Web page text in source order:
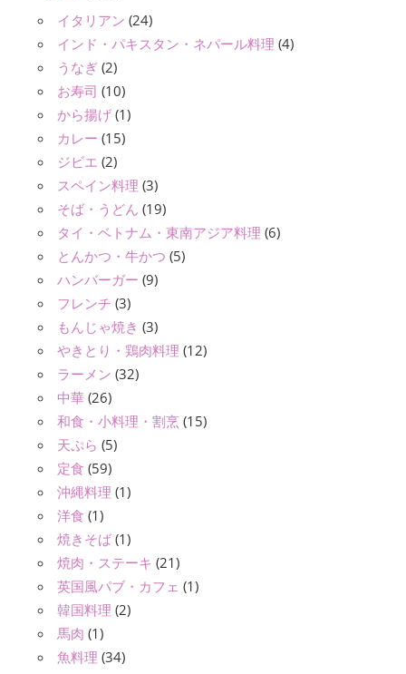
イタリアン (24)
インド・パキスタン・ネパール料理 (4)
うなぎ (2)
お寿司 (10)
から揚げ (1)
カレー (15)
ジビエ (2)
スペイン料理 (3)
そば・うどん (19)
タイ・ベトナム・東南アジア料理 (6)
とんかつ・牛かつ (5)
ハンバーガー (9)
フレンチ (3)
もんじゃ焼き (3)
やきとり・鶏肉料理 (12)
ラーメン (32)
中華 (26)
和食・小料理・割烹 (15)
天ぷら (5)
定食 (59)
沖縄料理 (1)
洋食 (1)
焼きそば (1)
焼肉・ステーキ (21)
英国風パブ・カフェ (1)
韓国料理 (2)
馬肉 (1)
魚料理 (34)